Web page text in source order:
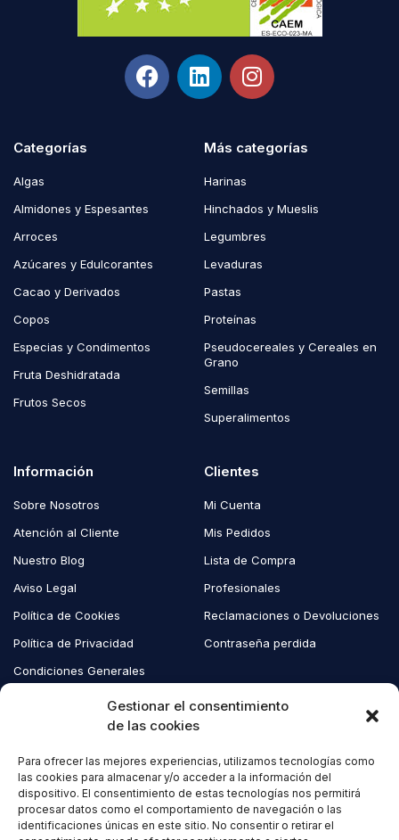
Gestionar el consentimiento
de las cookies
Para ofrecer las mejores experiencias, utilizamos tecnologías como
las cookies para almacenar y/o acceder a la información del
dispositivo. El consentimiento de estas tecnologías nos permitirá
procesar datos como el comportamiento de navegación o las
identificaciones únicas en este sitio. No consentir o retirar el
Categorías
Algas
Almidones y Espesantes
Arroces
Azúcares y Edulcorantes
Cacao y Derivados
Copos
Especias y Condimentos
Fruta Deshidratada
Frutos Secos
Más categorías
Harinas
Hinchados y Mueslis
Legumbres
Levaduras
Pastas
Proteínas
Pseudocereales y Cereales en
Grano
Semillas
Superalimentos
Información
Sobre Nosotros
Atención al Cliente
Nuestro Blog
Aviso Legal
Política de Cookies
Política de Privacidad
Condiciones Generales
Clientes
Mi Cuenta
Mis Pedidos
Lista de Compra
Profesionales
Reclamaciones o Devoluciones
Contraseña perdida
Copyright © 2023 EcoAndes. Todos los derechos reservados.